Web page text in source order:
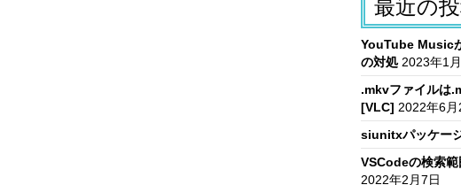
最近の
YouTube Music
の対処 2023年1
.mkvファイルは
[VLC] 2022年6月
siunitxパッケー
VSCodeの検索
2022年2月7日